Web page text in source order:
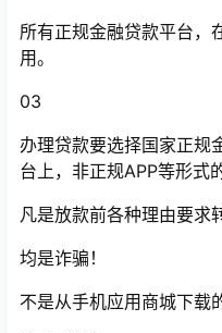
所有正规金融贷款平台，
用。
03
办理贷款要选择国家正规
台上，非正规APP等形式
凡是放款前各种理由要求
均是诈骗！
不是从手机应用商城下载